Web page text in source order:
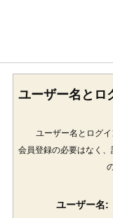
ユーザー名とロ
ユーザー名とログ
会員登録の必要はなく
ユーザー名: